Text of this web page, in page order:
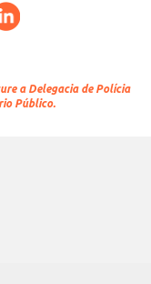
a Delegacia de Polícia
Público.